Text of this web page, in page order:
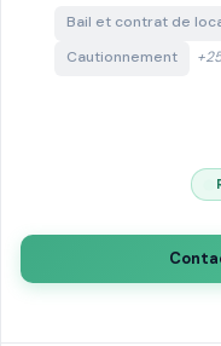
Bail et contrat de
Cautionnement